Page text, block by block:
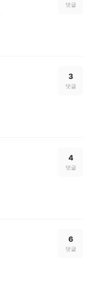
댓글
3
댓글
4
댓글
6
댓글